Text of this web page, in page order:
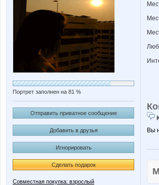
Портрет заполнен на 81 %
Отправить приватное сообщение
Добавить в друзья
Игнорировать
Сделать подарок
Совместная покупка: взрослый
Вы